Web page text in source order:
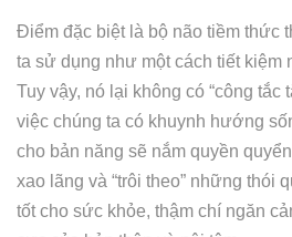
Điểm đặc biệt là bộ não tiềm thức
ta sử dụng như một cách tiết kiệm
Tuy vậy, nó lại không có “công tắc
việc chúng ta có khuynh hướng
cho bản năng sẽ nắm quyền
xao lãng và “trôi theo” những thói
tốt cho sức khỏe, thậm chí ngăn